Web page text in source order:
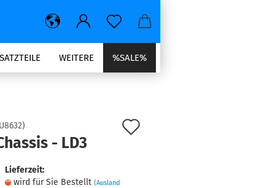
%SALE%
WEITERE
U8632)
- LD3
Lieferzeit:
wird für Sie Bestellt (Ausland